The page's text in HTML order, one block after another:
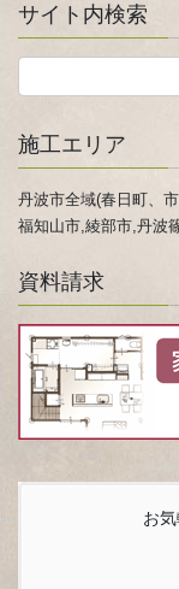
サイト内検索
施工エリア
丹波市全域(春日町、
福知山市,綾部市,丹波
資料請求
お